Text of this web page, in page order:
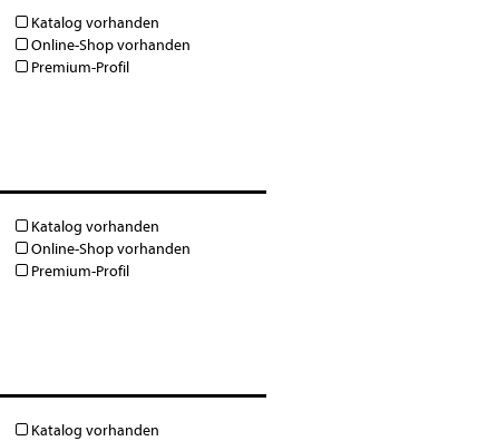
Katalog vorhanden
Online-Shop vorhanden
Premium-Profil
Katalog vorhanden
Online-Shop vorhanden
Premium-Profil
Katalog vorhanden